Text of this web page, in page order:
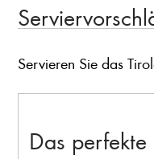
Servieren Sie das
Das